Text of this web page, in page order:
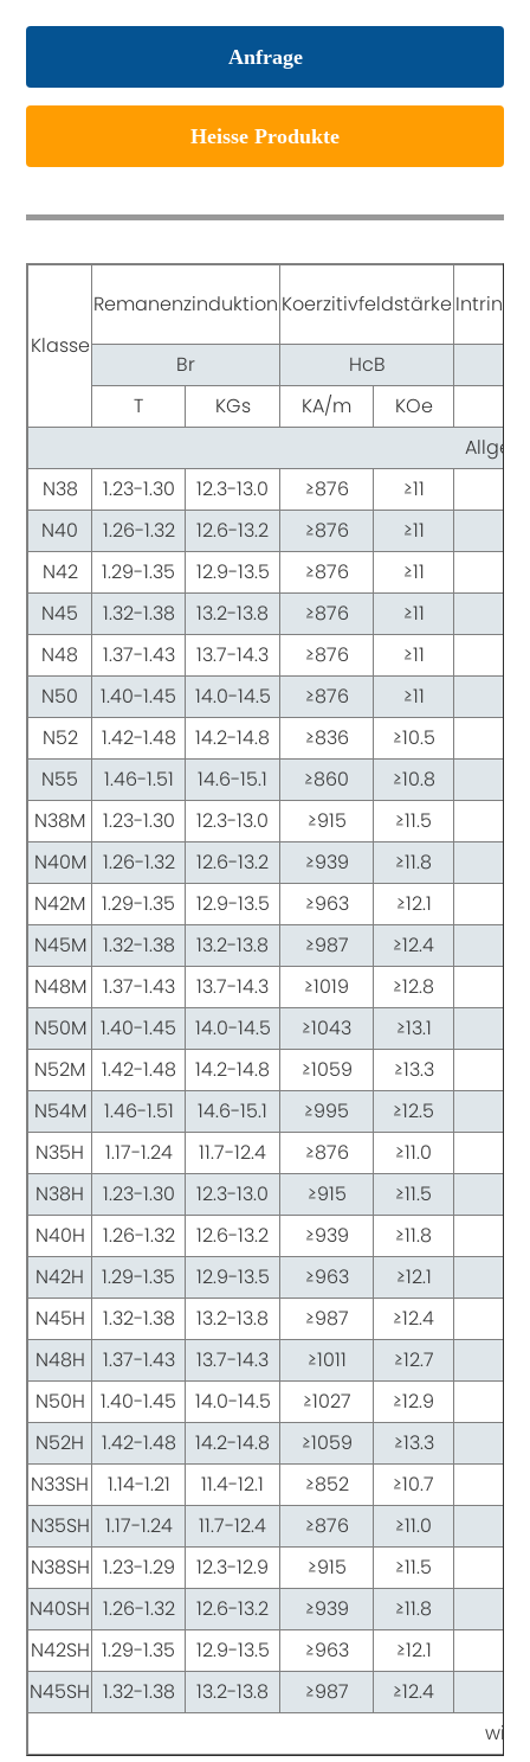
Anfrage
Heisse Produkte
Klasse
Remanenzinduktion Koerzitivfeldstärke
Br
HcB
T
KGs KA/m KOe
N38
1.23-1.30 12.3-13.0 ≥876 ≥11
N40
1.26-1.32 12.6-13.2 ≥876 ≥11
N42
1.29-1.35 12.9-13.5 ≥876 ≥11
N45
1.32-1.38 13.2-13.8 ≥876 ≥11
N48
1.37-1.43 13.7-14.3 ≥876 ≥11
N50
1.40-1.45 14.0-14.5 ≥876 ≥11
N52
1.42-1.48 14.2-14.8 ≥836 ≥10.5
N55
1.46-1.51 14.6-15.1 ≥860 ≥10.8
N38M
1.23-1.30 12.3-13.0 ≥915 ≥11.5
N40M
1.26-1.32 12.6-13.2 ≥939 ≥11.8
N42M
1.29-1.35 12.9-13.5 ≥963 ≥12.1
N45M
1.32-1.38 13.2-13.8 ≥987 ≥12.4
N48M
1.37-1.43 13.7-14.3 ≥1019 ≥12.8
N50M 1.40-1.45 14.0-14.5 ≥1043 ≥13.1
N52M
1.42-1.48 14.2-14.8 ≥1059 ≥13.3
N54M
1.46-1.51 14.6-15.1 ≥995 ≥12.5
N35H
1.17-1.24 11.7-12.4 ≥876 ≥11.0
N38H
1.23-1.30 12.3-13.0 ≥915 ≥11.5
N40H
1.26-1.32 12.6-13.2 ≥939 ≥11.8
N42H
1.29-1.35 12.9-13.5 ≥963 ≥12.1
N45H
1.32-1.38 13.2-13.8 ≥987 ≥12.4
N48H
1.37-1.43 13.7-14.3 ≥1011 ≥12.7
N50H
1.40-1.45 14.0-14.5 ≥1027 ≥12.9
N52H
1.42-1.48 14.2-14.8 ≥1059 ≥13.3
N33SH
1.14-1.21 11.4-12.1 ≥852 ≥10.7
N35SH
1.17-1.24 11.7-12.4 ≥876 ≥11.0
N38SH 1.23-1.29 12.3-12.9 ≥915 ≥11.5
N40SH 1.26-1.32 12.6-13.2 ≥939 ≥11.8
N42SH 1.29-1.35 12.9-13.5 ≥963 ≥12.1
N45SH 1.32-1.38 13.2-13.8 ≥987 ≥12.4